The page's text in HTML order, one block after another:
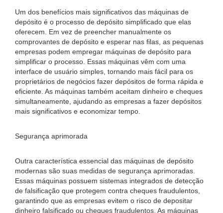
Um dos benefícios mais significativos das máquinas de
depósito é o processo de depósito simplificado que elas
oferecem. Em vez de preencher manualmente os
comprovantes de depósito e esperar nas filas, as pequenas
empresas podem empregar máquinas de depósito para
simplificar o processo. Essas máquinas vêm com uma
interface de usuário simples, tornando mais fácil para os
proprietários de negócios fazer depósitos de forma rápida e
eficiente. As máquinas também aceitam dinheiro e cheques
simultaneamente, ajudando as empresas a fazer depósitos
mais significativos e economizar tempo.
Segurança aprimorada
Outra característica essencial das máquinas de depósito
modernas são suas medidas de segurança aprimoradas.
Essas máquinas possuem sistemas integrados de detecção
de falsificação que protegem contra cheques fraudulentos,
garantindo que as empresas evitem o risco de depositar
dinheiro falsificado ou cheques fraudulentos. As máquinas